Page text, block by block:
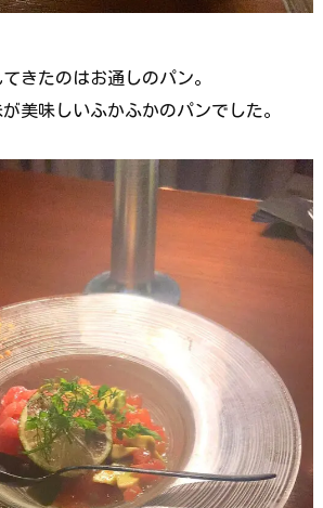
きたのはお通しのパン。
美味しいふかふかのパンでした。